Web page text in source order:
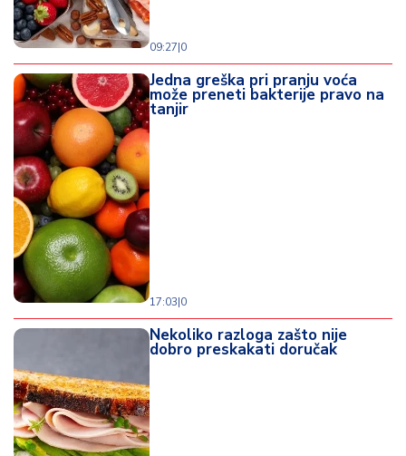
09:27|0
Jedna greška pri pranju voća
može preneti bakterije pravo na
tanjir
17:03|0
Nekoliko razloga zašto nije
dobro preskakati doručak